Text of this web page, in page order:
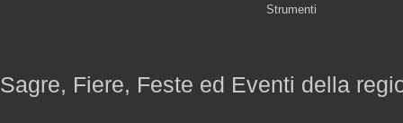
Strumenti
Sagre, Fiere, Feste ed Eventi della